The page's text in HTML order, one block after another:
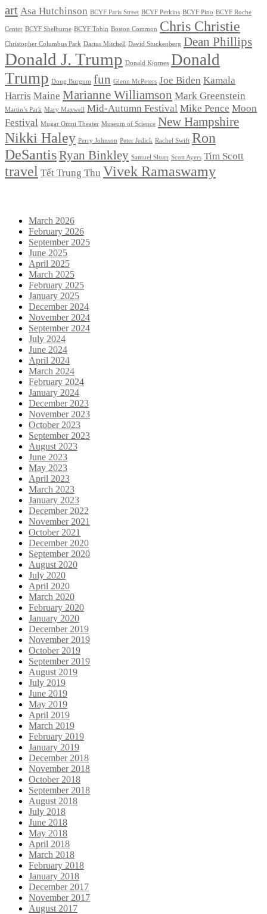
art Asa Hutchinson BCYF Paris Street BCYF Perkins BCYF Pino BCYF Roche
Center BCYF Shelburne BCYF Tobin Boston Common Chris Christie
Christopher Columbus Park Darius Mitchell David Stuckenberg Dean Phillips
Donald J. Trump Donald Kjornes Donald
Trump Doug Burgum fun Glenn McPeters Joe Biden Kamala
Harris Maine Marianne Williamson Mark Greenstein
Martin’s Park Mary Maxwell Mid-Autumn Festival Mike Pence Moon
Festival Mugar Omni Theater Museum of Science New Hampshire
Nikki Haley Perry Johnson Peter Jedick Rachel Swift Ron
DeSantisRyan Binkley Samuel Sloan Scott Ayers Tim Scott
travel Tết Trung Thu Vivek Ramaswamy
March 2026
February 2026
September 2025
June 2025
April 2025
March 2025
February 2025
January 2025
December 2024
November 2024
September 2024
July 2024
June 2024
April 2024
March 2024
February 2024
January 2024
December 2023
November 2023
October 2023
September 2023
August 2023
June 2023
May 2023
April 2023
March 2023
January 2023
December 2022
November 2021
October 2021
December 2020
September 2020
August 2020
July 2020
April 2020
March 2020
February 2020
January 2020
December 2019
November 2019
October 2019
September 2019
August 2019
July 2019
June 2019
May 2019
April 2019
March 2019
February 2019
January 2019
December 2018
November 2018
October 2018
September 2018
August 2018
July 2018
June 2018
May 2018
April 2018
March 2018
February 2018
January 2018
December 2017
November 2017
August 2017